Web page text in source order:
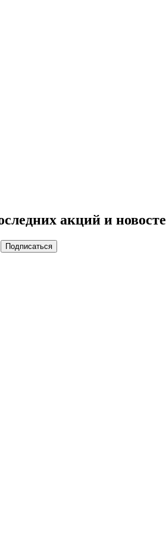
акций и
Подписаться